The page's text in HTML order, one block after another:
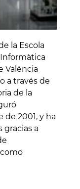
la Escola
València
a través de
de la
de 2001, y ha
a